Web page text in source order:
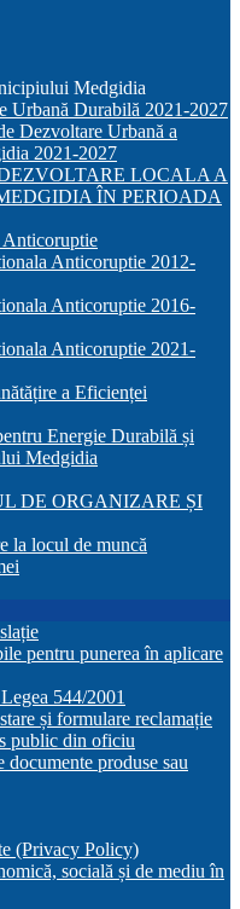
Medgidia
Urbană Durabilă 2021-2027
Dezvoltare Urbană a
2021-2027
LOCALA A
ÎN PERIOADA
Anticoruptie
Anticoruptie 2012-
Anticoruptie 2016-
Anticoruptie 2021-
a Eficienței
Energie Durabilă și
Medgidia
DE ORGANIZARE ȘI
la locul de muncă
pentru punerea în aplicare
544/2001
și formulare reclamație
public din oficiu
produse sau
(Privacy Policy)
socială și de mediu în